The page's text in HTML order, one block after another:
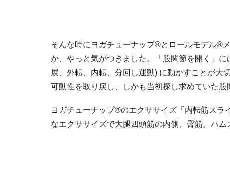
そんな時にヨガチューナップ®とロールモデル®
か、やっと気がつきました。「股関節を開く」
展、外転、内転、分回し運動) に動かすことが大
可動性を取り戻し、しかも当初探し求めていた股
ヨガチューナップ®のエクササイズ「内転筋スラ
なエクササイズで大腿四頭筋の内側、臀筋、ハ